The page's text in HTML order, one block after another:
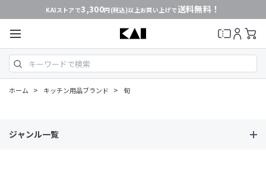
KAIストアで3,300円(税込)以上お買い上げで送料無料！
ホーム > キッチン用品ブランド > 旬
ジャンル一覧